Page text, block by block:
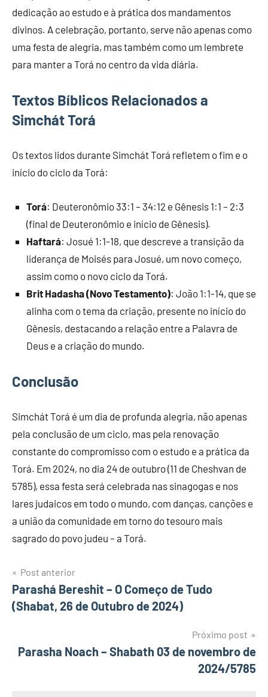
dedicação ao estudo e à prática dos mandamentos
divinos. A celebração, portanto, serve não apenas como
uma festa de alegria, mas também como um lembrete
para manter a Torá no centro da vida diária.
Textos Bíblicos Relacionados a
Simchát Torá
Os textos lidos durante Simchát Torá refletem o fim e o
início do ciclo da Torá:
Torá: Deuteronômio 33:1 – 34:12 e Gênesis 1:1 – 2:3
(final de Deuteronômio e início de Gênesis).
Haftará: Josué 1:1-18, que descreve a transição da
liderança de Moisés para Josué, um novo começo,
assim como o novo ciclo da Torá.
Brit Hadasha (Novo Testamento): João 1:1-14, que se
alinha com o tema da criação, presente no início do
Gênesis, destacando a relação entre a Palavra de
Deus e a criação do mundo.
Conclusão
Simchát Torá é um dia de profunda alegria, não apenas
pela conclusão de um ciclo, mas pela renovação
constante do compromisso com o estudo e a prática da
Torá. Em 2024, no dia 24 de outubro (11 de Cheshvan de
5785), essa festa será celebrada nas sinagogas e nos
lares judaicos em todo o mundo, com danças, canções e
a união da comunidade em torno do tesouro mais
sagrado do povo judeu – a Torá.
Navegação
de
Post anterior
Parashá Bereshit – O Começo de Tudo
(Shabat, 26 de Outubro de 2024)
Próximo post
Parasha Noach – Shabath 03 de novembro de
2024/5785